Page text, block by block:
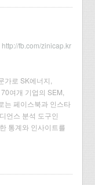
http://fb.com/zinicap.kr
가로 SK에너지,
여개 기업의 SEM,
는 페이스북과 인스타
언스 분석 도구인
통계와 인사이트를